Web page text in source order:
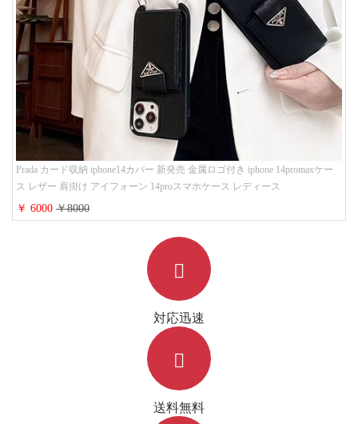
Prada カード収納 iphone14カバー 新発売 金属ロゴ付き iphone 14promaxケー
ス レザー 肩掛け アイフォーン 14proスマホケース レディース
￥ 6000￥8000
対応迅速
送料無料